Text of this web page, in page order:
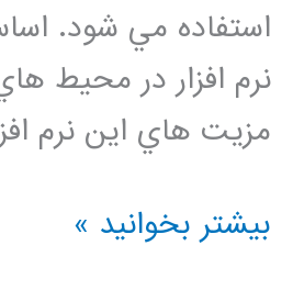
استفاده مي شود.
نرم افزار در محيط
مزيت هاي اين نرم
فيلم
بیشتر بخوانید »